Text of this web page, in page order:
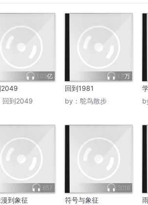
1.03亿
2049
回到2049
1.7万
回到1981
by： 鸵鸟散步
657
到象征
3018
符号与象征